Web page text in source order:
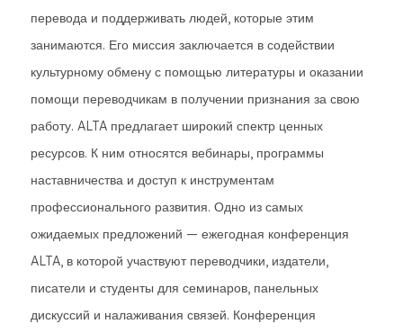
перевода и поддерживать людей, которые этим
занимаются. Его миссия заключается в содействии
культурному обмену с помощью литературы и оказании
помощи переводчикам в получении признания за свою
работу. ALTA предлагает широкий спектр ценных
ресурсов. К ним относятся вебинары, программы
наставничества и доступ к инструментам
профессионального развития. Одно из самых
ожидаемых предложений — ежегодная конференция
ALTA, в которой участвуют переводчики, издатели,
писатели и студенты для семинаров, панельных
дискуссий и налаживания связей. Конференция